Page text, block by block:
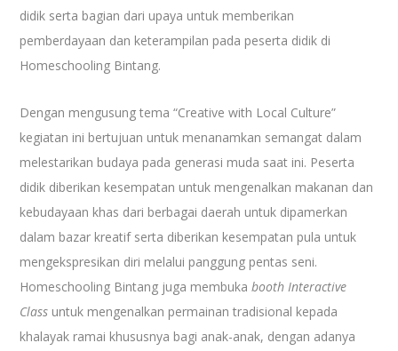
didik serta bagian dari upaya untuk memberikan
pemberdayaan dan keterampilan pada peserta didik di
Homeschooling Bintang.
Dengan mengusung tema “Creative with Local Culture”
kegiatan ini bertujuan untuk menanamkan semangat dalam
melestarikan budaya pada generasi muda saat ini. Peserta
didik diberikan kesempatan untuk mengenalkan makanan dan
kebudayaan khas dari berbagai daerah untuk dipamerkan
dalam bazar kreatif serta diberikan kesempatan pula untuk
mengekspresikan diri melalui panggung pentas seni.
Homeschooling Bintang juga membukabooth Interactive
Class untuk mengenalkan permainan tradisional kepada
khalayak ramai khususnya bagi anak-anak, dengan adanya